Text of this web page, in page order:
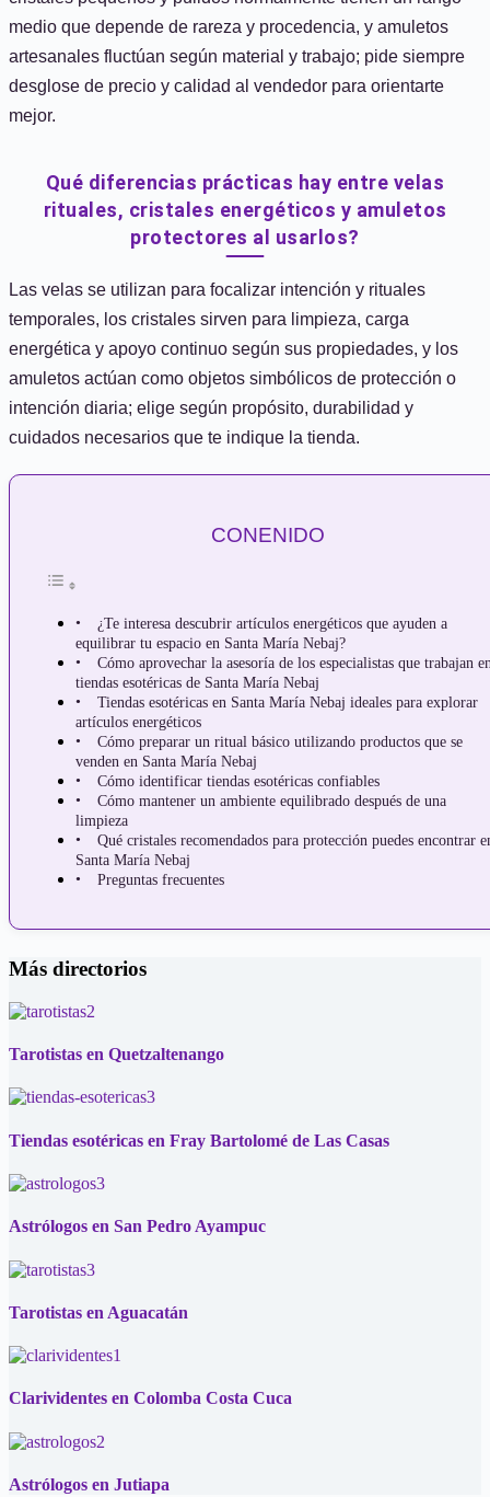
medio que depende de rareza y procedencia, y amuletos
artesanales fluctúan según material y trabajo; pide siempre
desglose de precio y calidad al vendedor para orientarte
mejor.
Qué diferencias prácticas hay entre velas
rituales, cristales energéticos y amuletos
protectores al usarlos?
Las velas se utilizan para focalizar intención y rituales
temporales, los cristales sirven para limpieza, carga
energética y apoyo continuo según sus propiedades, y los
amuletos actúan como objetos simbólicos de protección o
intención diaria; elige según propósito, durabilidad y
cuidados necesarios que te indique la tienda.
CONENIDO
¿Te interesa descubrir artículos energéticos que ayuden a
equilibrar tu espacio en Santa María Nebaj?
Cómo aprovechar la asesoría de los especialistas que trabajan
tiendas esotéricas de Santa María Nebaj
Tiendas esotéricas en Santa María Nebaj ideales para explorar
artículos energéticos
Cómo preparar un ritual básico utilizando productos que se
venden en Santa María Nebaj
Cómo identificar tiendas esotéricas confiables
Cómo mantener un ambiente equilibrado después de una
limpieza
Qué cristales recomendados para protección puedes encontrar
Santa María Nebaj
Preguntas frecuentes
Más directorios
Tarotistas en Quetzaltenango
Tiendas esotéricas en Fray Bartolomé de Las Casas
Astrólogos en San Pedro Ayampuc
Tarotistas en Aguacatán
Clarividentes en Colomba Costa Cuca
Astrólogos en Jutiapa